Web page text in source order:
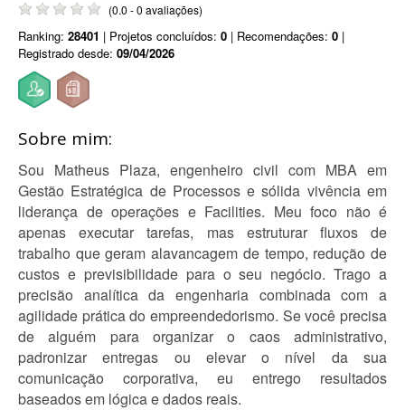
(0.0 - 0 avaliações)
Ranking: 28401 | Projetos concluídos: 0 | Recomendações: 0 |
Registrado desde: 09/04/2026
Sobre mim:
Sou Matheus Plaza, engenheiro civil com MBA em
Gestão Estratégica de Processos e sólida vivência em
liderança de operações e Facilities. Meu foco não é
apenas executar tarefas, mas estruturar fluxos de
trabalho que geram alavancagem de tempo, redução de
custos e previsibilidade para o seu negócio. Trago a
precisão analítica da engenharia combinada com a
agilidade prática do empreendedorismo. Se você precisa
de alguém para organizar o caos administrativo,
padronizar entregas ou elevar o nível da sua
comunicação corporativa, eu entrego resultados
baseados em lógica e dados reais.